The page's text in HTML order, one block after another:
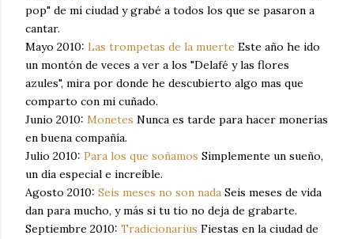
pop" de mi ciudad y grabé a todos los que se pasaron a
cantar.
Mayo 2010: Las trompetas de la muerte Este año he ido
un montón de veces a ver a los "Delafé y las flores
azules", mira por donde he descubierto algo mas que
comparto con mi cuñado.
Junio 2010: Monetes Nunca es tarde para hacer monerías
en buena compañía.
Julio 2010: Para los que soñamos Simplemente un sueño,
un día especial e increíble.
Agosto 2010: Seis meses no son nada Seis meses de vida
dan para mucho, y más si tu tio no deja de grabarte.
Septiembre 2010: Tradicionarius Fiestas en la ciudad de